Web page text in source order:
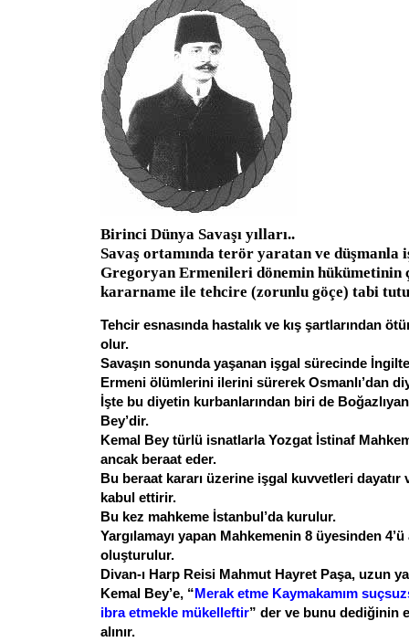
Birinci Dünya Savaşı yılları..
Savaş ortamında terör yaratan ve düşmanla
Gregoryan Ermenileri dönemin hükümetinin
kararname ile tehcire (zorunlu göçe) tabi
Tehcir esnasında hastalık ve kış şartlarından
olur.
Savaşın sonunda yaşanan işgal sürecinde
Ermeni ölümlerini ilerini sürerek Osmanlı’dan
İşte bu diyetin kurbanlarından biri de
Bey’dir.
Kemal Bey türlü isnatlarla Yozgat İstinaf
ancak beraat eder.
Bu beraat kararı üzerine işgal kuvvetleri dayatır
kabul ettirir.
Bu kez mahkeme İstanbul’da kurulur.
Yargılamayı yapan Mahkemenin 8 üyesinden 4’ü
oluşturulur.
Divan-ı Harp Reisi Mahmut Hayret Paşa, uzun
Kemal Bey’e, “Merak etme Kaymakamım
ibra etmekle mükelleftir” der ve bunu dediğinin
alınır.